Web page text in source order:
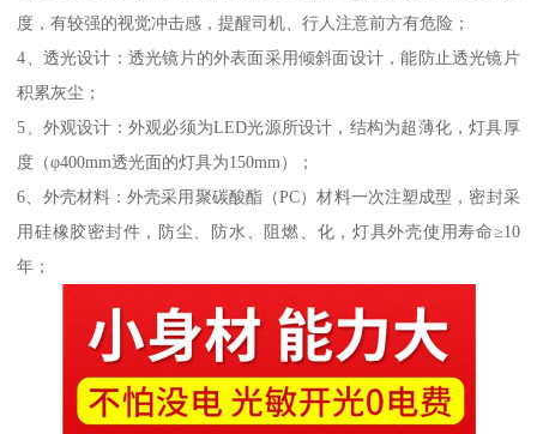
度，有较强的视觉冲击感，提醒司机、行人注意前方有危险；
4、透光设计：透光镜片的外表面采用倾斜面设计，能防止透光镜片
积累灰尘；
5、外观设计：外观必须为LED光源所设计，结构为超薄化，灯具厚
度（φ400mm透光面的灯具为150mm）；
6、外壳材料：外壳采用聚碳酸酯（PC）材料一次注塑成型，密封采
用硅橡胶密封件，防尘、防水、阻燃、化，灯具外壳使用寿命≥10
年；